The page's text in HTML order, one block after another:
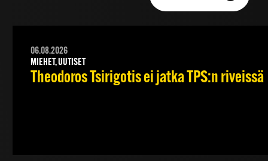
06.08.2026
MIEHET, UUTISET
Theodoros Tsirigotis ei jatka TPS:n riveissä